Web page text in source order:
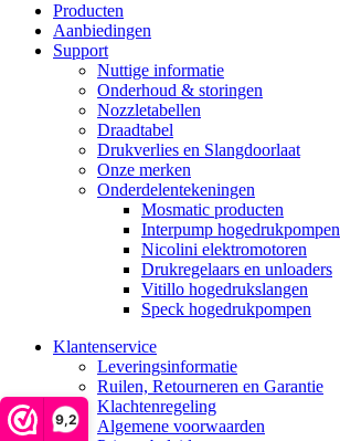
9,2
Producten
Aanbiedingen
Support
Nuttige informatie
Onderhoud & storingen
Nozzletabellen
Draadtabel
Drukverlies en Slangdoorlaat
Onze merken
Onderdelentekeningen
Mosmatic producten
Interpump hogedrukpompen
Nicolini elektromotoren
Drukregelaars en unloaders
Vitillo hogedrukslangen
Speck hogedrukpompen
Klantenservice
Leveringsinformatie
Ruilen, Retourneren en Garantie
Klachtenregeling
Algemene voorwaarden